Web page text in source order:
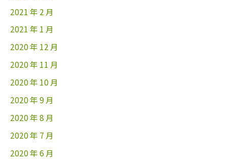
2021 年 2 月
2021 年 1 月
2020 年 12 月
2020 年 11 月
2020 年 10 月
2020 年 9 月
2020 年 8 月
2020 年 7 月
2020 年 6 月